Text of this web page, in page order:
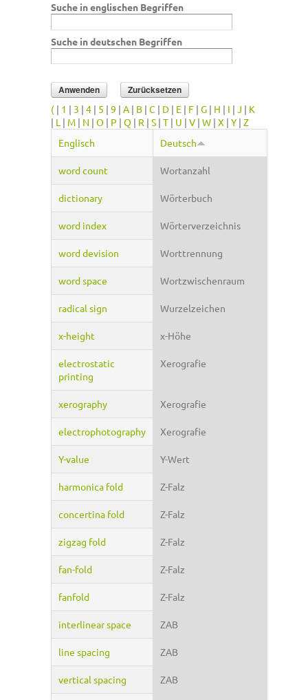
Suche in englischen Begriffen
Suche in deutschen Begriffen
( | 1 | 3 | 4 | 5 | 9 | A | B | C | D | E | F | G | H | I | J | K
| L | M | N | O | P | Q | R | S | T | U | V | W | X | Y | Z
Englisch
Deutsch
word count Wortanzahl
dictionary Wörterbuch
word index Wörterverzeichnis
word devision Worttrennung
word space Wortzwischenraum
radical sign Wurzelzeichen
x-height x-Höhe
electrostatic
printing
Xerografie
xerography Xerografie
electrophotography Xerografie
Y-value Y-Wert
harmonica fold Z-Falz
concertina fold Z-Falz
zigzag fold Z-Falz
fan-fold Z-Falz
fanfold Z-Falz
interlinear space ZAB
line spacing ZAB
vertical spacing ZAB